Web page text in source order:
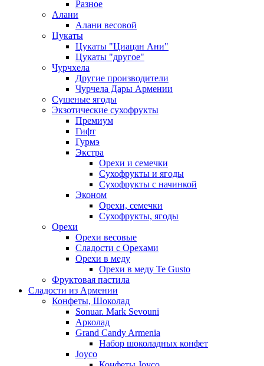
Разное
Алани
Алани весовой
Цукаты
Цукаты "Циацан Ани"
Цукаты "другое"
Чурчхела
Другие производители
Чурчела Дары Армении
Сушеные ягоды
Экзотические сухофрукты
Премиум
Гифт
Гурмэ
Экстра
Орехи и семечки
Сухофрукты и ягоды
Сухофрукты с начинкой
Эконом
Орехи, семечки
Сухофрукты, ягоды
Орехи
Орехи весовые
Сладости с Орехами
Орехи в меду
Орехи в меду Te Gusto
Фруктовая пастила
Сладости из Армении
Конфеты, Шоколад
Sonuar. Mark Sevouni
Арколад
Grand Candy Armenia
Набор шоколадных конфет
Joyco